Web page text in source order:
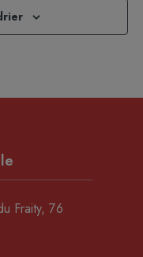
Fraity, 76